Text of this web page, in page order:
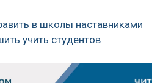
в школы наставниками
учить студентов